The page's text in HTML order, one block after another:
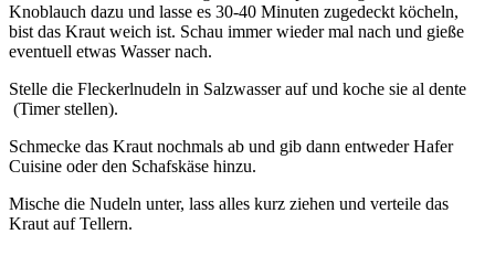
Knoblauch dazu und lasse es 30-40 Minuten zugedeckt köcheln,
bist das Kraut weich ist. Schau immer wieder mal nach und gieße
eventuell etwas Wasser nach.
Stelle die Fleckerlnudeln in Salzwasser auf und koche sie al dente
(Timer stellen).
Schmecke das Kraut nochmals ab und gib dann entweder Hafer
Cuisine oder den Schafskäse hinzu.
Mische die Nudeln unter, lass alles kurz ziehen und verteile das
Kraut auf Tellern.